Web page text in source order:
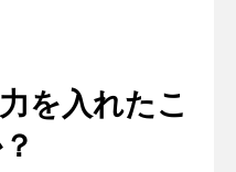
を入れたこ